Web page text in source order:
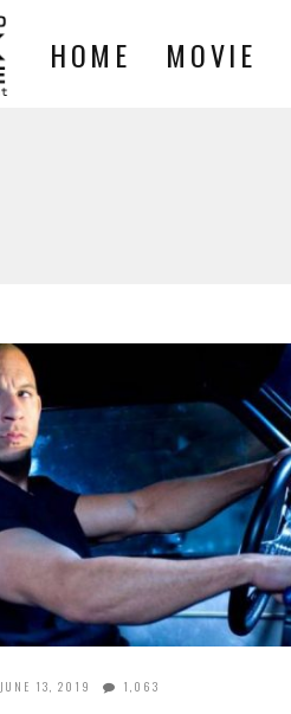
HOME MOVIE
JUNE 13, 2019 1,063